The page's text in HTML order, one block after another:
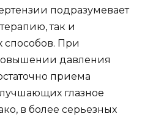
подразумевает
так и
При
давления
приема
глазное
в более серьезных